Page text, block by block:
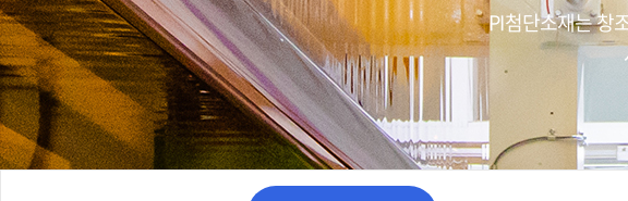
PI첨단소재는 창